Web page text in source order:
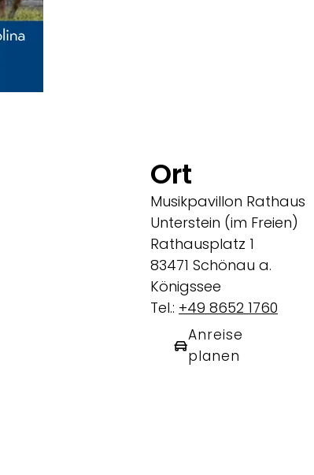
Ort
Musikpavillon Rathaus
Unterstein (im Freien)
Rathausplatz 1
83471 Schönau a.
Königssee
Tel.: +49 8652 1760
Anreise
planen